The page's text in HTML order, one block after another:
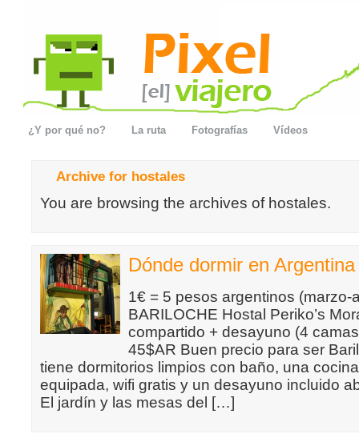
¿Y por qué no? La ruta Fotografías Vídeos
Archive for hostales
You are browsing the archives of hostales.
Dónde dormir en Argentina
1€ = 5 pesos argentinos (marzo-
BARILOCHE Hostal Periko’s
compartido + desayuno (4
45$AR Buen precio para ser
tiene dormitorios limpios con baño, una
equipada, wifi gratis y un desayuno incluido
El jardín y las mesas del […]